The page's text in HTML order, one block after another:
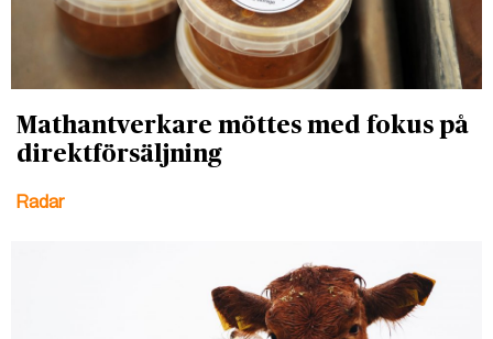
Mathantverkare möttes med fokus på
direktförsäljning
Radar